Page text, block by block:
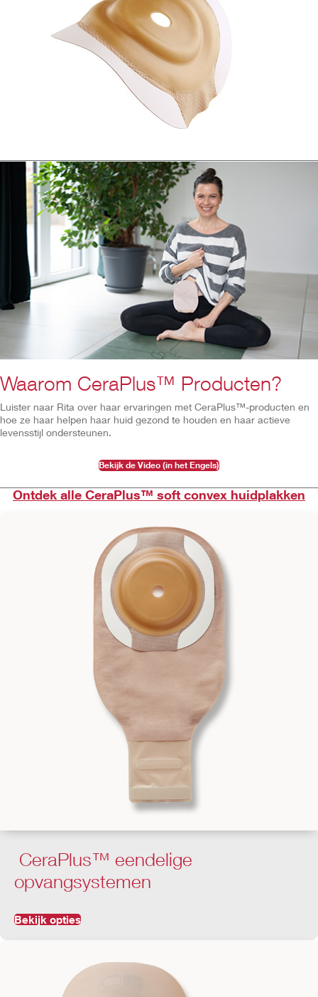
Waarom CeraPlus™ Producten?
Luister naar Rita over haar ervaringen met CeraPlus™-producten en
hoe ze haar helpen haar huid gezond te houden en haar actieve
levensstijl ondersteunen.
Bekijk de Video (in het Engels)
Ontdek alle CeraPlus™ soft convex huidplakken
CeraPlus™ eendelige
opvangsystemen
Bekijk opties